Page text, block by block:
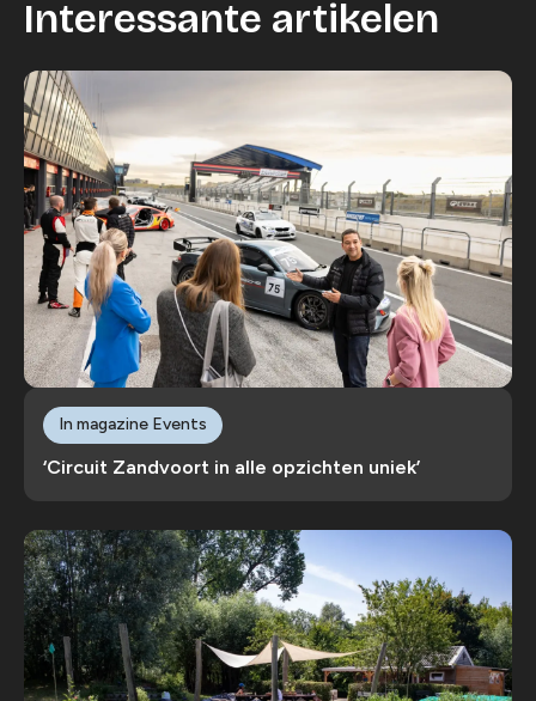
Interessante artikelen
‘Circuit Zandvoort in alle opzichten uniek’
In magazine Events